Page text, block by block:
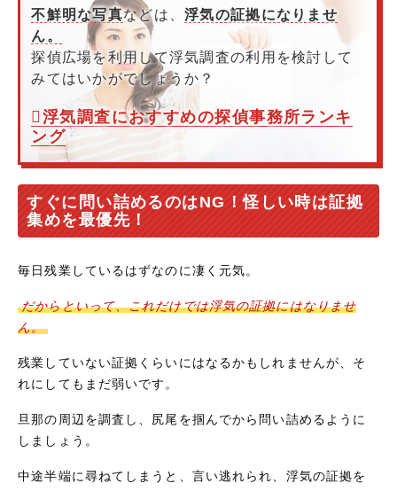
不鮮明な写真などは、浮気の証拠になりませ
ん。
探偵広場を利用して浮気調査の利用を検討して
みてはいかがでしょうか？
浮気調査におすすめの探偵事務所ランキ
ング
すぐに問い詰めるのはNG！怪しい時は証拠
集めを最優先！
毎日残業しているはずなのに凄く元気。
だからといって、これだけでは浮気の証拠にはなりませ
ん。
残業していない証拠くらいにはなるかもしれませんが、そ
れにしてもまだ弱いです。
旦那の周辺を調査し、尻尾を掴んでから問い詰めるように
しましょう。
中途半端に尋ねてしまうと、言い逃れられ、浮気の証拠を